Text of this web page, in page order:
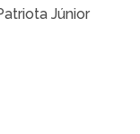
Júnior